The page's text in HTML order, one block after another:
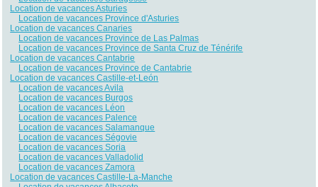
Location de vacances Asturies
Location de vacances Province d'Asturies
Location de vacances Canaries
Location de vacances Province de Las Palmas
Location de vacances Province de Santa Cruz de Ténérife
Location de vacances Cantabrie
Location de vacances Province de Cantabrie
Location de vacances Castille-et-León
Location de vacances Avila
Location de vacances Burgos
Location de vacances Léon
Location de vacances Palence
Location de vacances Salamanque
Location de vacances Ségovie
Location de vacances Soria
Location de vacances Valladolid
Location de vacances Zamora
Location de vacances Castille-La-Manche